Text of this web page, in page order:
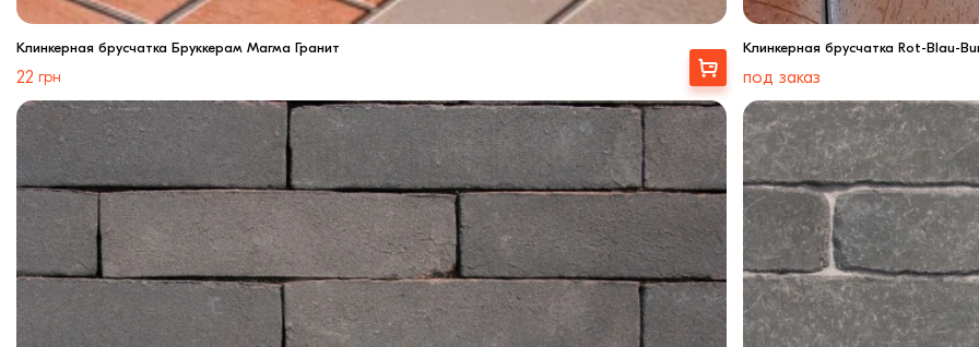
Клинкерная брусчатка Бруккерам Магма Гранит
22 грн
Выбрать
Клинкерная брусчатка Rot-Blau-
под заказ